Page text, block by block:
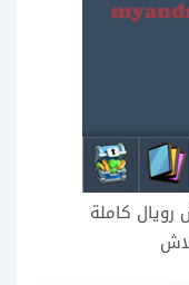
كاملة